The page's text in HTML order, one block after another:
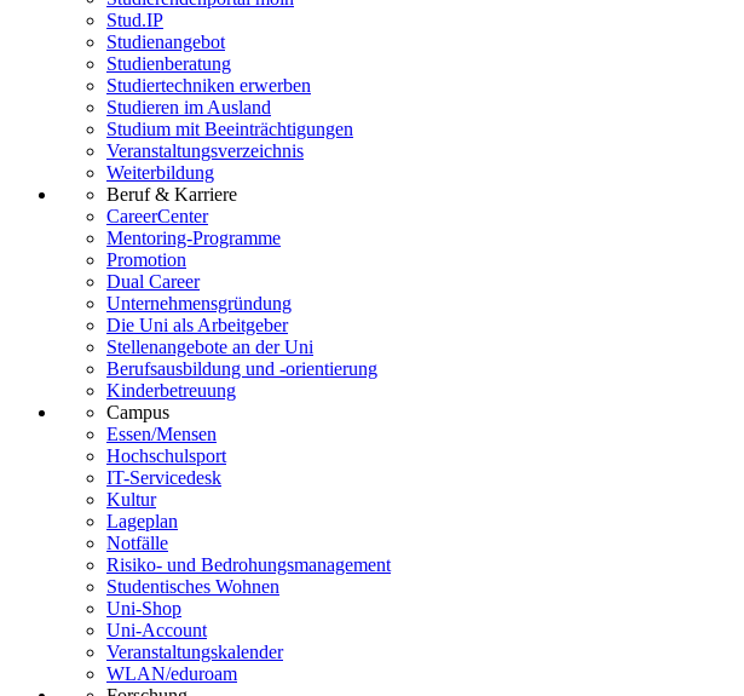
Stud.IP
Studienangebot
Studienberatung
Studiertechniken erwerben
Studieren im Ausland
Studium mit Beeinträchtigungen
Veranstaltungsverzeichnis
Weiterbildung
Beruf & Karriere
CareerCenter
Mentoring-Programme
Promotion
Dual Career
Unternehmensgründung
Die Uni als Arbeitgeber
Stellenangebote an der Uni
Berufsausbildung und -orientierung
Kinderbetreuung
Campus
Essen/Mensen
Hochschulsport
IT-Servicedesk
Kultur
Lageplan
Notfälle
Risiko- und Bedrohungsmanagement
Studentisches Wohnen
Uni-Shop
Uni-Account
Veranstaltungskalender
WLAN/eduroam